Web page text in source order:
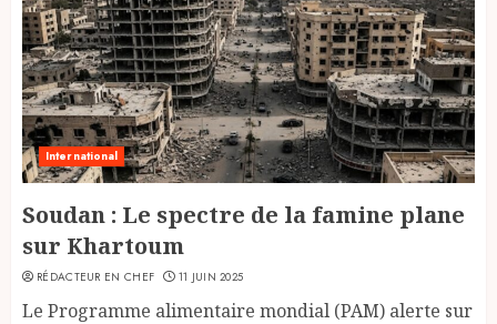
International
Soudan : Le spectre de la famine plane
sur Khartoum
RÉDACTEUR EN CHEF 11 JUIN 2025
Le Programme alimentaire mondial (PAM) alerte sur